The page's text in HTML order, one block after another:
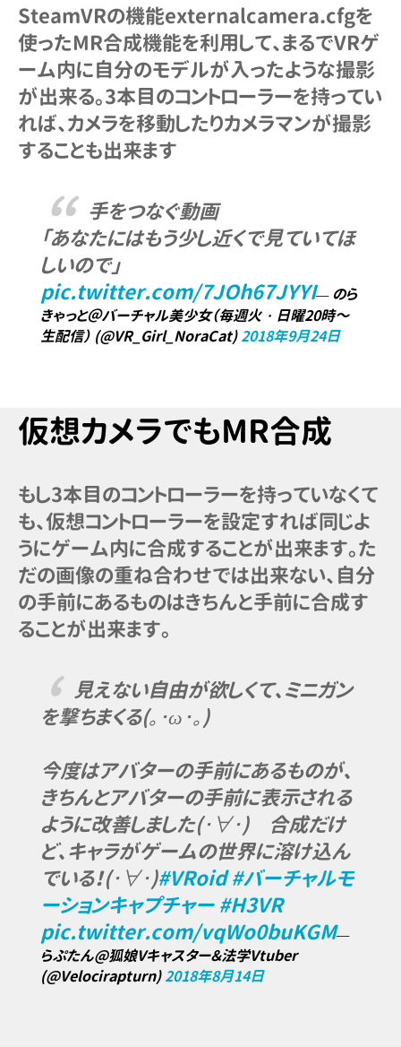
SteamVRの機能externalcamera.cfgを
使ったMR合成機能を利用して、まるでVRゲ
ーム内に自分のモデルが入ったような撮影
が出来る。3本目のコントローラーを持ってい
れば、カメラを移動したりカメラマンが撮影
することも出来ます
手をつなぐ動画
「あなたにはもう少し近くで見ていてほ
しいので」
pic.twitter.com/7JOh67JYYI— のら
きゃっと＠バーチャル美少女（毎週火・日曜20時～
生配信） (@VR_Girl_NoraCat)2018年9月24日
仮想カメラでもMR合成
もし3本目のコントローラーを持っていなくて
も、仮想コントローラーを設定すれば同じよ
うにゲーム内に合成することが出来ます。た
だの画像の重ね合わせでは出来ない、自分
の手前にあるものはきちんと手前に合成す
ることが出来ます。
見えない自由が欲しくて、ミニガン
を撃ちまくる(｡･ω･｡)
今度はアバターの手前にあるものが、
きちんとアバターの手前に表示される
ように改善しました(･∀･) 合成だけ
ど、キャラがゲームの世界に溶け込ん
でいる！(･∀･)#VRoid #バーチャルモ
ーションキャプチャー #H3VR
pic.twitter.com/vqWo0buKGM—
らぷたん@狐娘Vキャスター＆法学Vtuber
(@Velocirapturn)2018年8月14日